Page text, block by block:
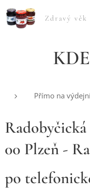
Zdravý věk
Přímo na
Radobyčická
00 Plzeň -
po